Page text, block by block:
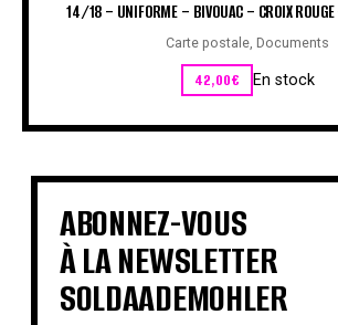
14/18 – UNIFORME – BIVOUAC – CROIX ROUGE
Carte postale, Documents
42,00€ En stock
ABONNEZ-VOUS
À LA NEWSLETTER
SOLDAADEMOHLER